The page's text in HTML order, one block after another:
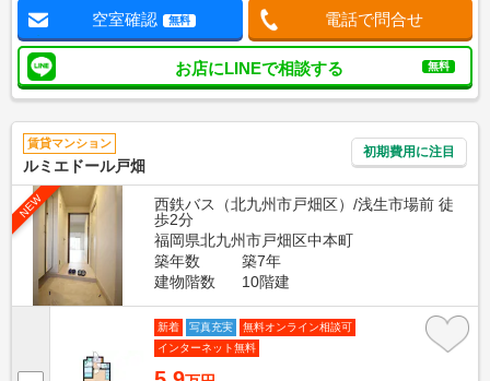
空室確認 無料 電話で問合せ
お店にLINEで相談する 無料
賃貸マンション
ルミエドール戸畑
初期費用に注目
NEW
西鉄バス（北九州市戸畑区）/浅生市場前 徒
歩2分
福岡県北九州市戸畑区中本町
築年数
築7年
建物階数
10階建
新着 写真充実
無料オンライン相談可
インターネット無料